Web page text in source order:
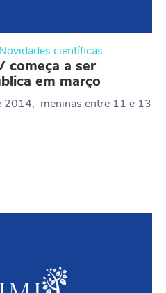
Novidades científicas
começa a ser
em março
2014, meninas entre 11 e 13